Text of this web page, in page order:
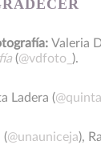
Valeria
(@vdfoto_ ).
Ladera (
(@unauniceja),